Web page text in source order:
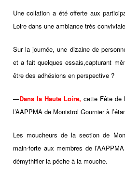
Une collation a été offerte aux
Loire dans une ambiance très
Sur la journée, une dizaine de
et a fait quelques essais,capturant
être des adhésions en perspective ?
—Dans la Haute Loire, cette Fête de
l’AAPPMA de Monistrol Gournier à
Les moucheurs de la section de
main-forte aux membres de
démythifier la pêche à la mouche.